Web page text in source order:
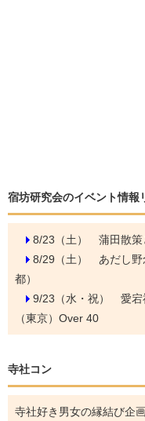
宿坊研究会のイベント情報
8/23（土） 蒲田散策
8/29（土） あだし
都）
9/23（水・祝） 愛宕
（東京）Over 40
寺社コン
寺社好き男女の縁結び企